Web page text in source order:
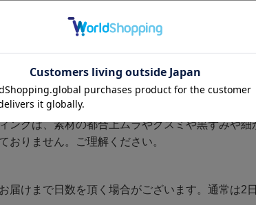
はありません、アラーム機能もありません、スタン
ングは、素材の都合上ムラやクスミや黒ずみや
おりません。ご理解ください。
届けまで日数を頂く場合がございます。通常は2